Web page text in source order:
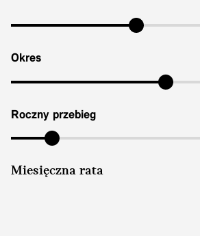
Okres
Roczny przebieg
Miesięczna rata